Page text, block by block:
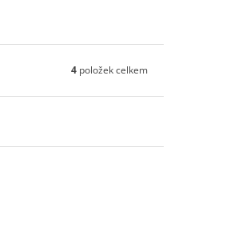
4 položek celkem